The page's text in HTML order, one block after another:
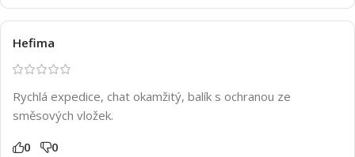
Hefima
Rychlá expedice, chat okamžitý, balík s ochranou ze
směsových vložek.
0 0